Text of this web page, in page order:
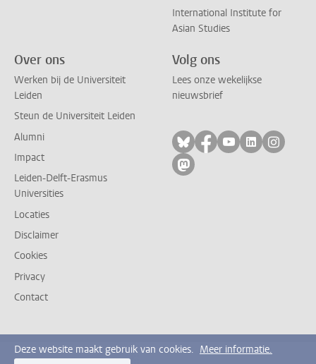
International Institute for
Asian Studies
Over ons
Werken bij de Universiteit
Leiden
Steun de Universiteit Leiden
Alumni
Impact
Leiden-Delft-Erasmus
Universities
Locaties
Disclaimer
Cookies
Privacy
Contact
Volg ons
Lees onze wekelijkse
nieuwsbrief
Volg ons op bluesky
Volg ons op
Volg ons op
Volg ons
Volg
Volg ons op mastodon
Deze website maakt gebruik van cookies. Meer informatie.